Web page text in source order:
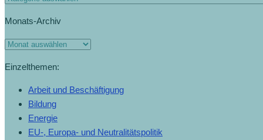
Monats-Archiv
Einzelthemen:
Arbeit und Beschäftigung
Bildung
Energie
EU-, Europa- und Neutralitätspolitik